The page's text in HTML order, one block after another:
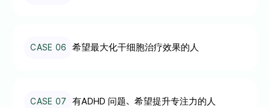
CASE 06 希望最大化干细胞治疗效果的人
CASE 07 有ADHD 问题、希望提升专注力的人